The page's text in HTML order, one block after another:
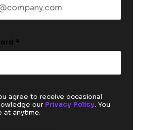
*
agree to receive occasional
our Privacy Policy. You
at anytime.